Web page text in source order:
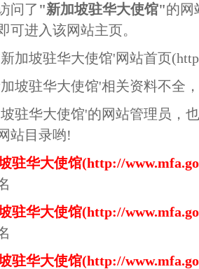
问了 "新加坡驻华大使馆"的网
可进入该网站主页。
加坡驻华大使馆'网站首页
坡驻华大使馆'相关资料不全
驻华大使馆'的网站管理员，
站目录哟!
驻华大使馆(http://
驻华大使馆(http://
驻华大使馆(http://